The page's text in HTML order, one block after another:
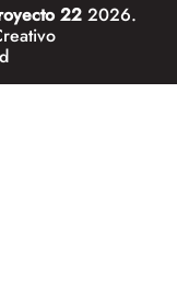
22 2026.